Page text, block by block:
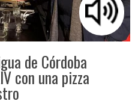
de Córdoba
con una pizza